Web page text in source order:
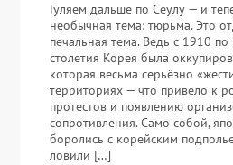
Гуляем дальше по Сеулу — и
необычная тема: тюрьма. Это
печальная тема. Ведь с 1910
столетия Корея была
которая весьма серьёзно
территориях — что привело к
протестов и появлению
сопротивления. Само собой,
боролись с корейским
ловили […]